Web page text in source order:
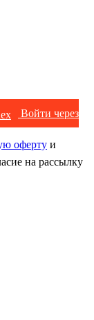
Войти через
оферту и
на рассылку